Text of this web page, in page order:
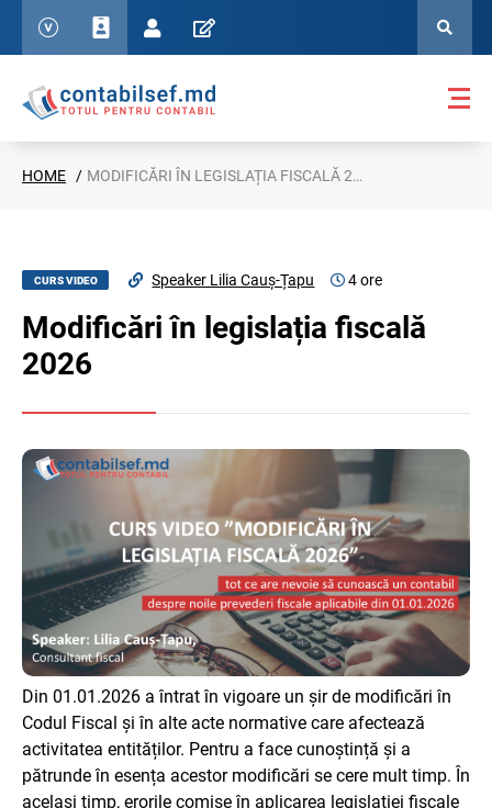
HOME MODIFICĂRI ÎN LEGISLAȚIA FISCALĂ 2026
CURS VIDEO Speaker Lilia Cauș-Țapu 4 ore
Modificări în legislația fiscală
2026
Din 01.01.2026 a întrat în vigoare un șir de modificări în
Codul Fiscal și în alte acte normative care afectează
activitatea entităților. Pentru a face cunoștință și a
pătrunde în esența acestor modificări se cere mult timp. În
același timp, erorile comise în aplicarea legislației fiscale